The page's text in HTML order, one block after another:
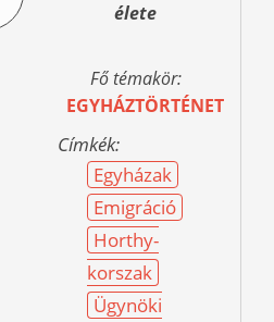
élete
Fő témakör:
EGYHÁZTÖRTÉNET
Címkék:
Egyházak
Emigráció
Horthy-
korszak
Ügynöki